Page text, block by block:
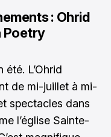
: Ohrid
Poetry
L’Ohrid
de mi-juillet à mi-
spectacles dans
l’église Sainte-